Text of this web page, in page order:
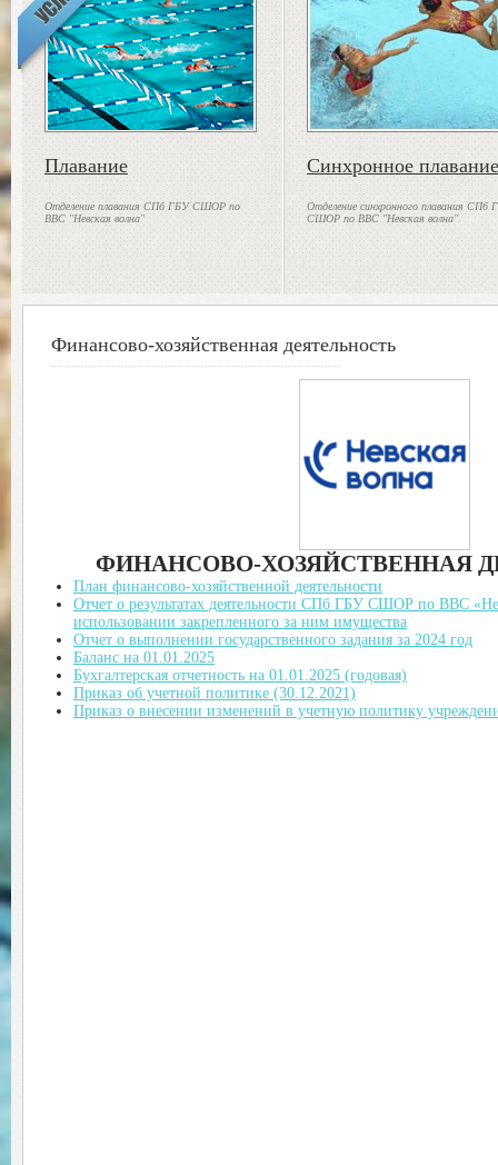
Плавание
Отделение плавания СПб ГБУ СШОР по
ВВС "Невская волна"
Синхронное плавание
Отделение синхронного плавания СПб
СШОР по ВВС "Невская волна"
Финансово-хозяйственная деятельность
ФИНАНСОВО-ХОЗЯЙСТВЕННАЯ
План финансово-хозяйственной деятельности
Отчет о результатах деятельности СПб ГБУ СШОР по ВВС
использовании закрепленного за ним имущества
Отчет о выполнении государственного задания за 2024 год
Баланс на 01.01.2025
Бухгалтерская отчетность на 01.01.2025 (годовая)
Приказ об учетной политике (30.12.2021)
Приказ о внесении изменений в учетную политику